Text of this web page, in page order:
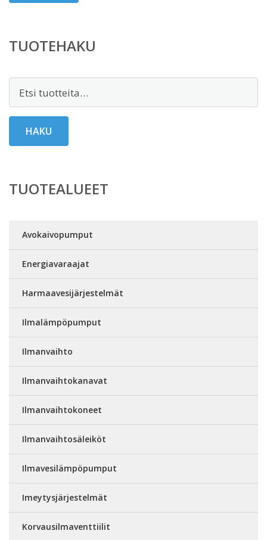
TUOTEHAKU
HAKU
TUOTEALUEET
Avokaivopumput
Energiavaraajat
Harmaavesijärjestelmät
Ilmalämpöpumput
Ilmanvaihto
Ilmanvaihtokanavat
Ilmanvaihtokoneet
Ilmanvaihtosäleiköt
Ilmavesilämpöpumput
Imeytysjärjestelmät
Korvausilmaventtiilit